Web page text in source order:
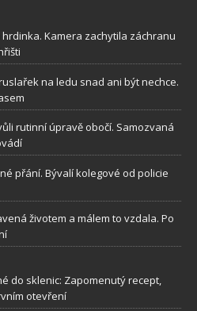
Kamera zachytila záchranu
na ledu snad ani být nechce.
rutinní úpravě obočí. Samozvaná
přání. Bývalí kolegové od policie
životem a málem to vzdala. Po
do sklenic: Zapomenutý recept,
otevření